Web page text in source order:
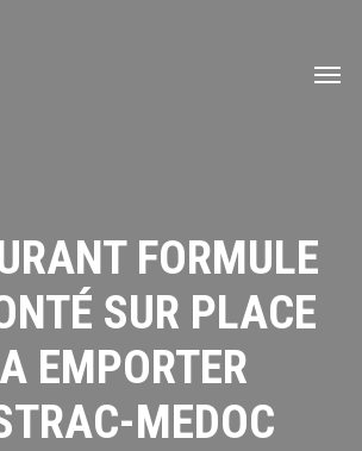
FORMULE
SUR PLACE
EMPORTER
MEDOC